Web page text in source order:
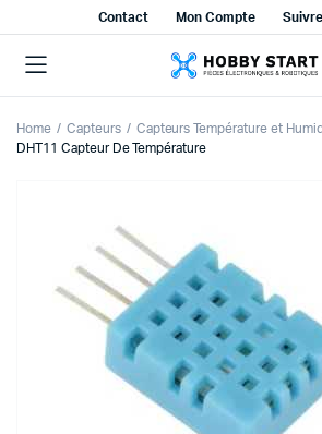
Contact Mon Compte
Home Capteurs
Capteurs Température et
DHT11 Capteur De Température